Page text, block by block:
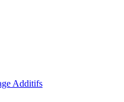
Additifs